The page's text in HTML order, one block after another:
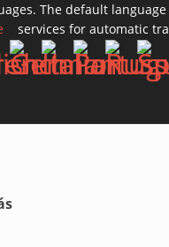
The default language
(link is external)
services for automatic